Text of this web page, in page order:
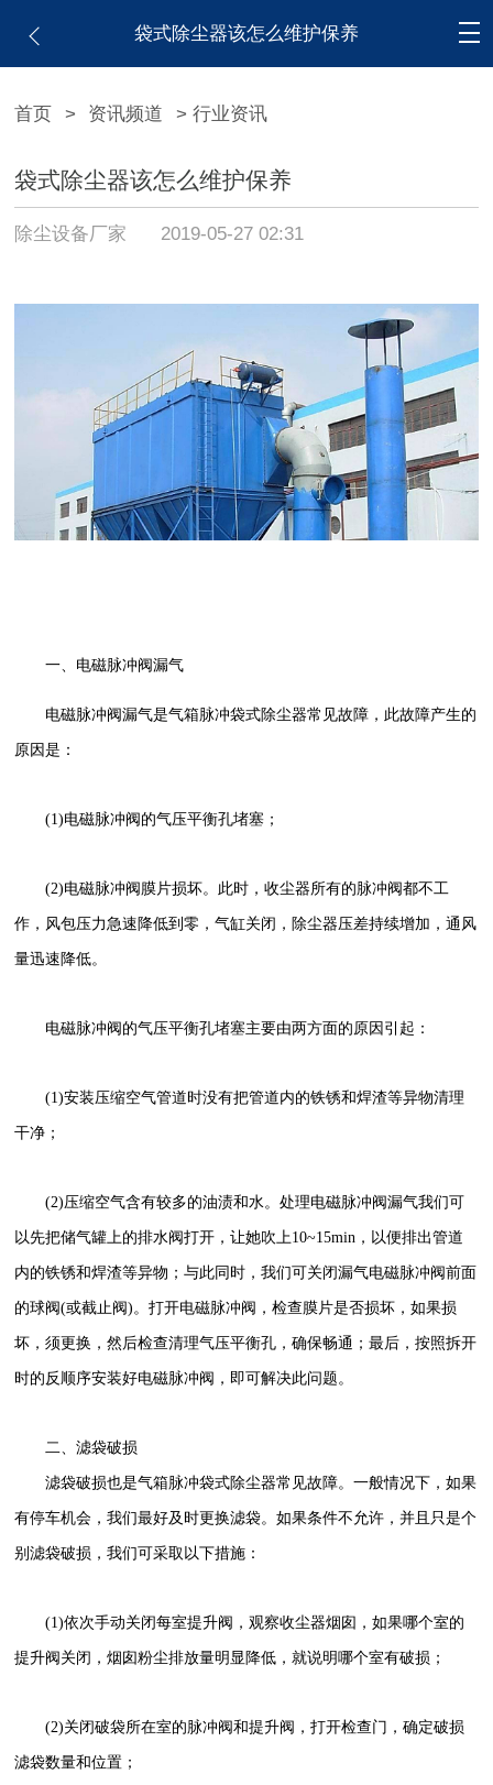
袋式除尘器该怎么维护保养
首页 > 资讯频道 > 行业资讯
袋式除尘器该怎么维护保养
除尘设备厂家 2019-05-27 02:31
一、电磁脉冲阀漏气
电磁脉冲阀漏气是气箱脉冲袋式除尘器常见故障，此故障产生的
原因是：
(1)电磁脉冲阀的气压平衡孔堵塞；
(2)电磁脉冲阀膜片损坏。此时，收尘器所有的脉冲阀都不工
作，风包压力急速降低到零，气缸关闭，除尘器压差持续增加，通风
量迅速降低。
电磁脉冲阀的气压平衡孔堵塞主要由两方面的原因引起：
(1)安装压缩空气管道时没有把管道内的铁锈和焊渣等异物清理
干净；
(2)压缩空气含有较多的油渍和水。处理电磁脉冲阀漏气我们可
以先把储气罐上的排水阀打开，让她吹上10~15min，以便排出管道
内的铁锈和焊渣等异物；与此同时，我们可关闭漏气电磁脉冲阀前面
的球阀(或截止阀)。打开电磁脉冲阀，检查膜片是否损坏，如果损
坏，须更换，然后检查清理气压平衡孔，确保畅通；最后，按照拆开
时的反顺序安装好电磁脉冲阀，即可解决此问题。
二、滤袋破损
滤袋破损也是气箱脉冲袋式除尘器常见故障。一般情况下，如果
有停车机会，我们最好及时更换滤袋。如果条件不允许，并且只是个
别滤袋破损，我们可采取以下措施：
(1)依次手动关闭每室提升阀，观察收尘器烟囱，如果哪个室的
提升阀关闭，烟囱粉尘排放量明显降低，就说明哪个室有破损；
(2)关闭破袋所在室的脉冲阀和提升阀，打开检查门，确定破损
滤袋数量和位置；